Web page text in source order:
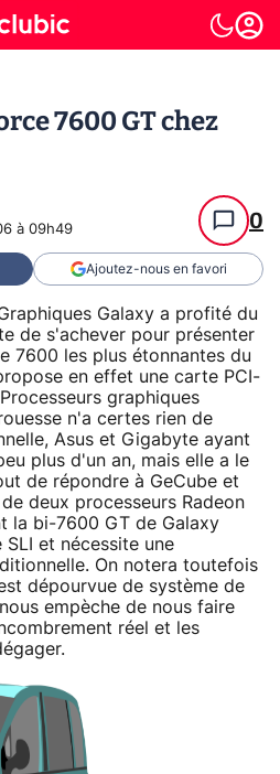
7600 GT chez
à 09h49 0
Ajoutez-nous en favori
Galaxy a profité du
de s'achever pour présenter
7600 les plus étonnantes du
en effet une carte PCI-
graphiques
n'a certes rien de
Asus et Gigabyte ayant
plus d'un an, mais elle a le
de répondre à GeCube et
deux processeurs Radeon
la bi-7600 GT de Galaxy
et nécessite une
On notera toutefois
dépourvue de système de
empèche de nous faire
réel et les